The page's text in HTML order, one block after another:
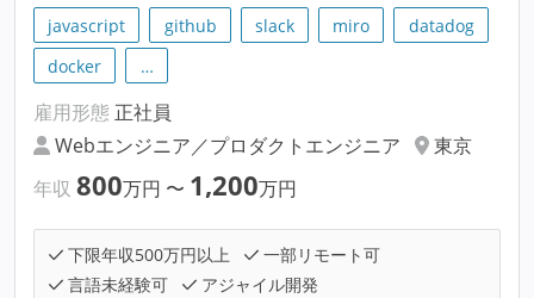
javascript github slack miro
datadog
docker
…
雇用形態 正社員
Webエンジニア／プロダクトエンジニア
東京
年収 800万円 〜 1,200万円
下限年収500万円以上
一部リモート可
言語未経験可
アジャイル開発